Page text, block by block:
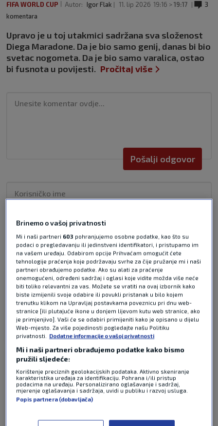
FIFA WORLD CUP Autor: Igor Flak 11. lip 2026 19:16 >19:17
3
komentara
Upravo je u toj utakmici sadržana sva složenost
Diega Maradone. Da je bio samo genij, danas bi bio
svetac nogometa. Da je bio samo varalica, ostao
bi fusnota u povijesti. Pročitaj više
Pošalji odgovor
Pošalji
3 KOMENTARA Najnovije
prije 2 mjeseci
darko
bio je i ostao kao prvo dopingirani narkoman
Odgovor
😇😇😇
Maradona je bio i ostao sportska sramota. Cijelu je
karijeru bio drogiran. Nije čak ni fusnota u povijesti.
Brinemo o vašoj privatnosti
Mi i naši partneri 603 pohranjujemo osobne podatke, kao što su
podaci o pregledavanju ili jedinstveni identifikatori, i pristupamo im
na vašem uređaju. Odabirom opcije Prihvaćam omogućit ćete
tehnologije praćenja koje podržavaju svrhe za čije pružanje mi i naši
partneri obrađujemo podatke. Ako su alati za praćenje
onemogućeni, određeni sadržaj i oglasi koje vidite možda više neće
biti toliko relevantni za vas. Možete se vratiti na ovaj izbornik kako
biste izmijenili svoje odabire ili povukli pristanak u bilo kojem
trenutku klikom na Upravljaj postavkama poveznicu pri dnu web-
stranice [ili plutajuće ikone u donjem lijevom kutu web stranice, ako
je primjenjivo]. Vaši će se odabiri primijeniti kako je opisano u dijelu
Web-mjesto. Za više pojedinosti pogledajte našu Politiku
privatnosti.
Dodatne informacije o vašoj privatnosti
Mi i naši partneri obrađujemo podatke kako bismo
pružili sljedeće:
Korištenje preciznih geolokacijskih podataka. Aktivno skeniranje
karakteristika uređaja za identifikaciju. Pohrana i/ili pristup
podacima na uređaju. Personalizirano oglašavanje i sadržaj,
mjerenje oglašavanja i sadržaja, uvidi u publiku i razvoj usluga.
Popis partnera (dobavljača)